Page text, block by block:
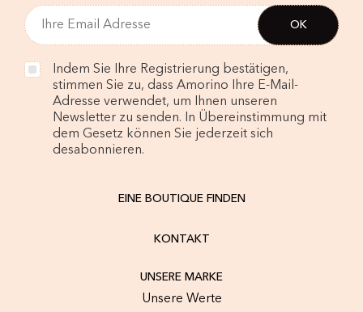
Indem Sie Ihre Registrierung bestätigen,
stimmen Sie zu, dass Amorino Ihre E-Mail-
Adresse verwendet, um Ihnen unseren
Newsletter zu senden. In Übereinstimmung mit
dem Gesetz können Sie jederzeit sich
desabonnieren.
EINE BOUTIQUE FINDEN
KONTAKT
UNSERE MARKE
Unsere Werte